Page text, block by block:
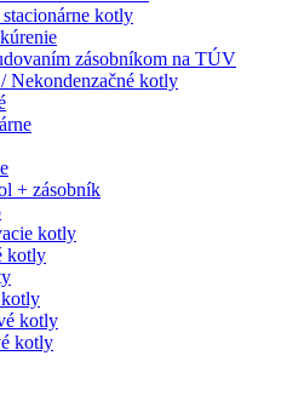
kotly
zásobníkom na TÚV
Nekondenzačné kotly
+ zásobník
kotly
kotly
kotly
kotly